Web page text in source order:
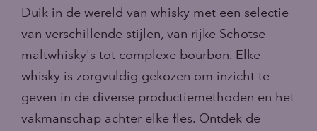
Duik in de wereld van whisky met een selectie
van verschillende stijlen, van rijke Schotse
maltwhisky's tot complexe bourbon. Elke
whisky is zorgvuldig gekozen om inzicht te
geven in de diverse productiemethoden en het
vakmanschap achter elke fles. Ontdek de